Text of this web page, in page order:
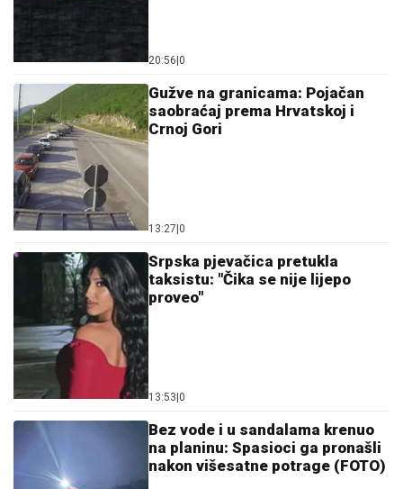
20:56 0
Gužve na granicama: Pojačan
saobraćaj prema Hrvatskoj i
Crnoj Gori
13:27 0
Srpska pjevačica pretukla
taksistu: "Čika se nije lijepo
proveo"
13:53 0
Bez vode i u sandalama krenuo
na planinu: Spasioci ga pronašli
nakon višesatne potrage (FOTO)